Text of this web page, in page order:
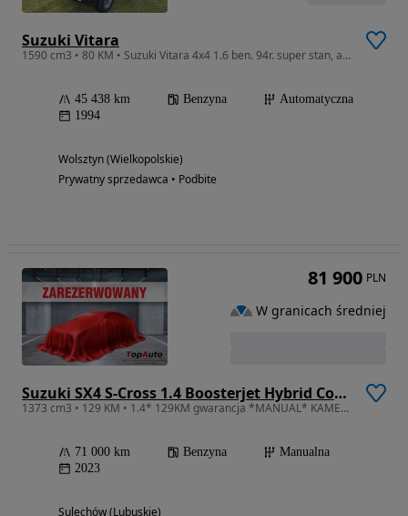
Suzuki Vitara
1590 cm3 • 80 KM • Suzuki Vitara 4x4 1.6 ben. 94r. super stan, automat
45 438 km Benzyna
Automatyczna
1994
Wolsztyn (Wielkopolskie)
Prywatny sprzedawca • Podbite
Suzuki SX4 S-Cross 1.4 Boosterjet Hybrid Comfort
1373 cm3 • 129 KM • 1.4* 129KM gwarancja *MANUAL* KAMERA *Bezwypadkowy* FABRYCZNY LAKIER *
71 000 km Benzyna
Manualna
2023
Sulechów (Lubuskie)
81 900 PLN
W granicach średniej